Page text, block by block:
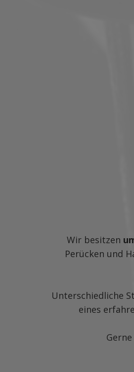
Wir besitzen
Perücken und
Unterschiedliche
eines